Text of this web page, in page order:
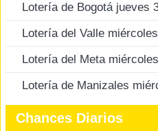
Lotería de Bogotá jueves
Lotería del Valle
Lotería del Meta
Lotería de Manizales
Chances Diarios